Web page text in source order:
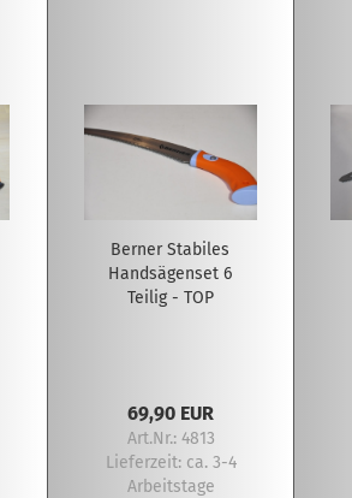
Berner Stabiles
Handsägenset 6
Teilig - TOP
69,90 EUR
Art.Nr.: 4813
Lieferzeit: ca. 3-4
Arbeitstage